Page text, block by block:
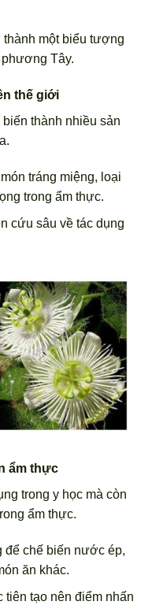
một biểu tượng
Tây.
thế giới
thành nhiều sản
tráng miệng, loại
trong ẩm thực.
cứu sâu về tác dụng
ẩm thực
trong y học mà còn
ẩm thực.
chế biến nước ép,
ăn khác.
tiên tạo nên điểm nhấn